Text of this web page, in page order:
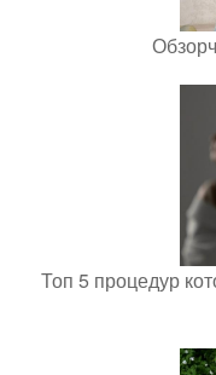
Топ 5 процедур